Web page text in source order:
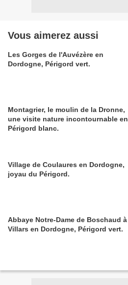
Vous aimerez aussi
Les Gorges de l'Auvézère en
Dordogne, Périgord vert.
Montagrier, le moulin de la Dronne,
une visite nature incontournable en
Périgord blanc.
Village de Coulaures en Dordogne,
joyau du Périgord.
Abbaye Notre-Dame de Boschaud à
Villars en Dordogne, Périgord vert.